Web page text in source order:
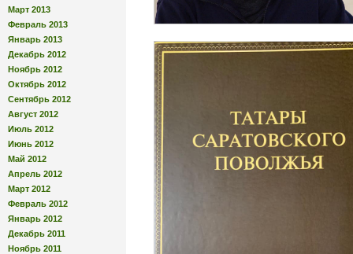
Март 2013
Февраль 2013
Январь 2013
Декабрь 2012
Ноябрь 2012
Октябрь 2012
Сентябрь 2012
Август 2012
Июль 2012
Июнь 2012
Май 2012
Апрель 2012
Март 2012
Февраль 2012
Январь 2012
Декабрь 2011
Ноябрь 2011